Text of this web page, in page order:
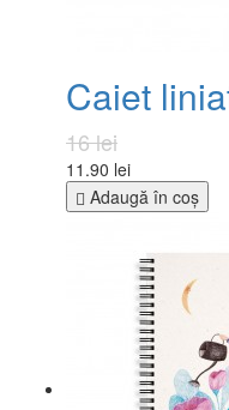
Caiet
16 lei
11.90 lei
Adaugă în coş